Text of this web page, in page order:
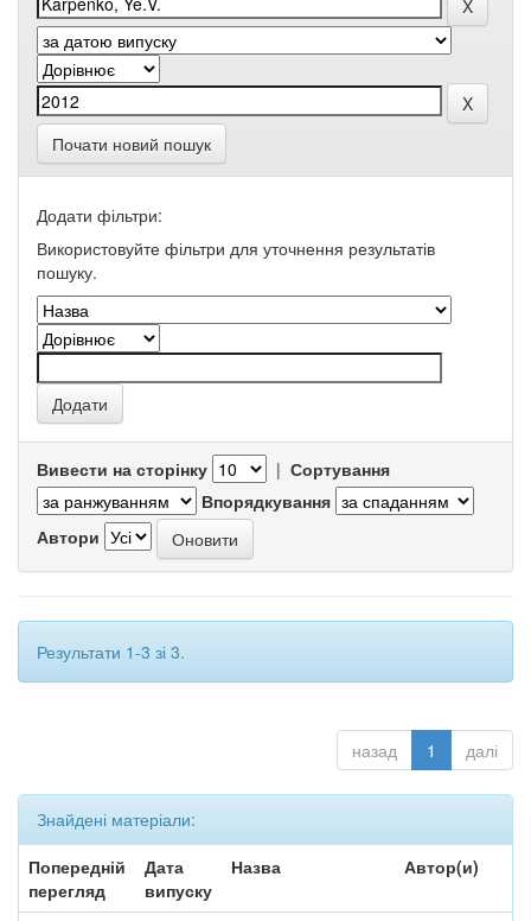
Почати новий пошук
Додати фільтри:
Використовуйте фільтри для уточнення результатів
пошуку.
Вивести на сторінку | Сортування
Впорядкування
Автори
Результати 1-3 зі 3.
назад 1 далі
Знайдені матеріали:
Попередній
перегляд
Дата
випуску
Назва Автор(и)